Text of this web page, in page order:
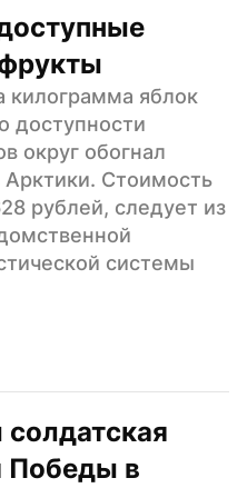
килограмма яблок
доступности
округ обогнал
Стоимость
рублей, следует из
системы
Победы в